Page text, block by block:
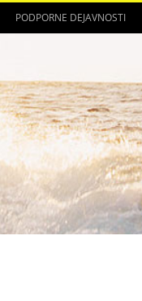
PODPORNE DEJAVNOSTI